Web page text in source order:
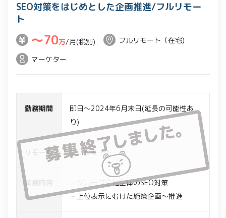
SEO対策をはじめとした企画推進/フルリモー
ト
〜70万/月(税別)
フルリモート（在宅)
マーケター
勤務期間
即日～2024年6月末日(延長の可能性あ
り)
リモート フルリモート
業務内容
・グループ会社全体のSEO対策
・上位表示にむけた施策企画～推進